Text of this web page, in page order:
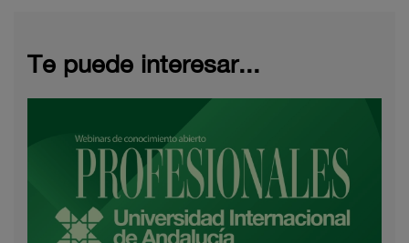
Te puede interesar...